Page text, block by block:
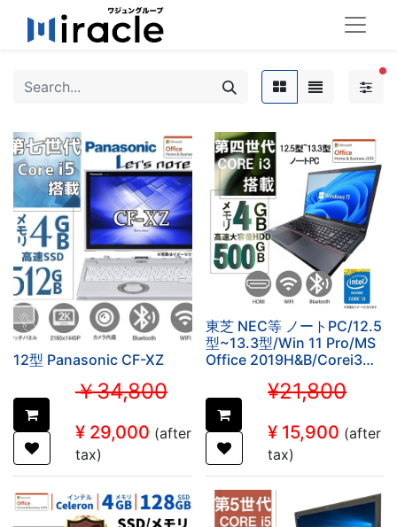
12型 Panasonic CF-XZ
￥34,800
¥ 29,000 (after
tax)
東芝 NEC等 ノートPC/12.5
型~13.3型/Win 11 Pro/MS
Office 2019H&B/Corei3第
代/WIFI/Bluetooth/HDMI/
(整備済み品)
¥21,800
¥ 15,900 (after
tax)